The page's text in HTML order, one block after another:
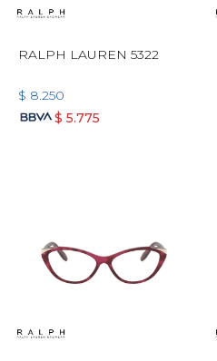
RALPH LAUREN 5322
$ 8.250
$ 5.775